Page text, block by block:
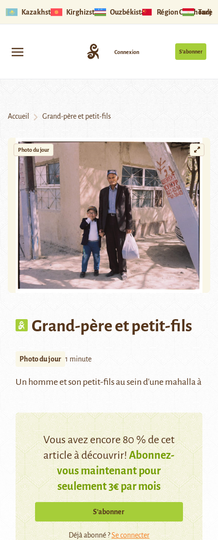
Kazakhstan Kirghizstan Ouzbékistan Région Ouïghoure
S’abonner
Connexion
Accueil Grand-père et petit-fils
Photo du jour
Grand-père et petit-fils
Photo du jour 1 minute
Un homme et son petit-fils au sein d'une mahalla à
Vous avez encore 80 % de cet
article à découvrir!Abonnez-
vous maintenant pour
seulement 3€ par mois
S’abonner
Déjà abonné ?Se connecter